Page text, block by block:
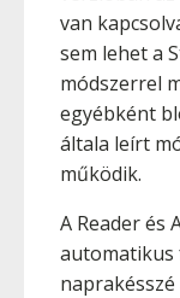
van
sem lehet a
módszerrel
egyébként
általa leírt
működik.
A Reader és
automatikus